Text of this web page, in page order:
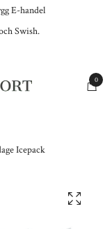
E-handel
Swish.
0
Icepack